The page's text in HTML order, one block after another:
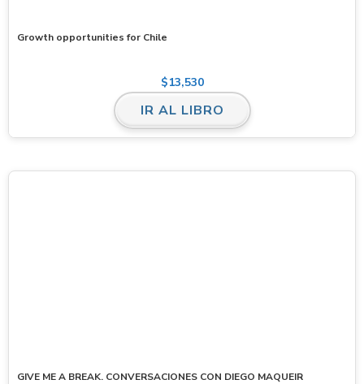
Growth opportunities for Chile
$13,530
IR AL LIBRO
GIVE ME A BREAK. CONVERSACIONES CON DIEGO MAQUEIR